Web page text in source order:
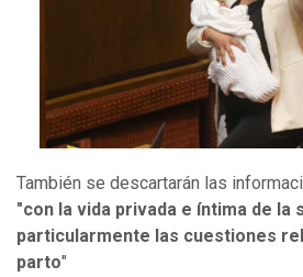
También se descartarán las
"con la vida privada e íntima de la
particularmente las cuestiones
parto"